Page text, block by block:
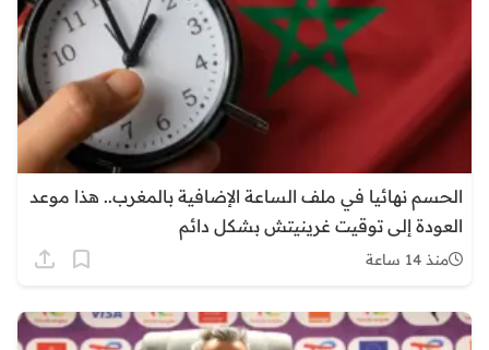
الحسم نهائيا في ملف الساعة الإضافية بالمغرب.. هذا موعد
العودة إلى توقيت غرينيتش بشكل دائم
منذ 14 ساعة